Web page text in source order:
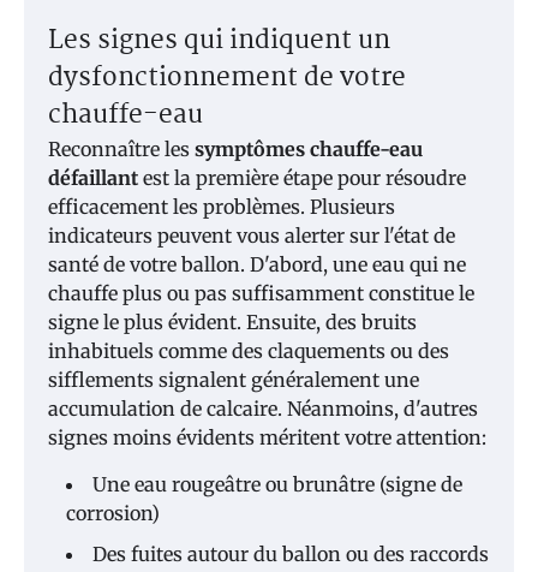
Les signes qui indiquent un
dysfonctionnement de votre
chauffe-eau
Reconnaître les symptômes chauffe-eau
défaillant est la première étape pour résoudre
efficacement les problèmes. Plusieurs
indicateurs peuvent vous alerter sur l'état de
santé de votre ballon. D'abord, une eau qui ne
chauffe plus ou pas suffisamment constitue le
signe le plus évident. Ensuite, des bruits
inhabituels comme des claquements ou des
sifflements signalent généralement une
accumulation de calcaire. Néanmoins, d'autres
signes moins évidents méritent votre attention:
Une eau rougeâtre ou brunâtre (signe de
corrosion)
Des fuites autour du ballon ou des raccords